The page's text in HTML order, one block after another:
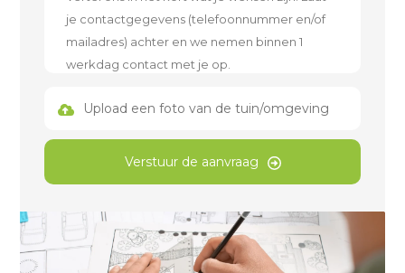
Upload een foto van de tuin/omgeving
Verstuur de aanvraag